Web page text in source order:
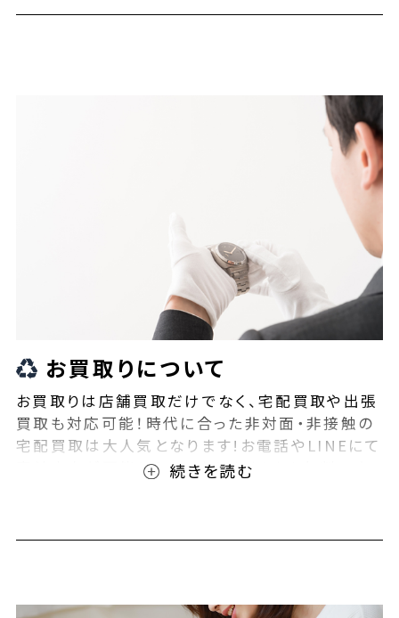
お買取りについて
お買取りは店舗買取だけでなく、宅配買取や出張
買取も対応可能！時代に合った非対面・非接触の
宅配買取は大人気となります!お電話やLINEにて
事前査定が可能となっております！また無料の宅